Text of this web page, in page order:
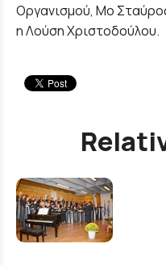
Οργανισμού, Μο
η Λούση Χριστοδούλου.